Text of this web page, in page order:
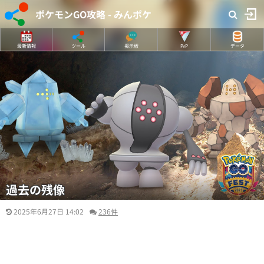
ポケモンGO攻略 - みんポケ
最新情報 ツール 掲示板 PvP データ
過去の残像
2025年6月27日 14:02 236件